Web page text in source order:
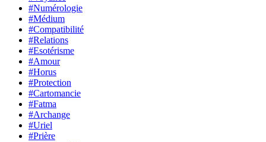
#Numérologie
#Médium
#Compatibilité
#Relations
#Esotérisme
#Amour
#Horus
#Protection
#Cartomancie
#Fatma
#Archange
#Uriel
#Prière